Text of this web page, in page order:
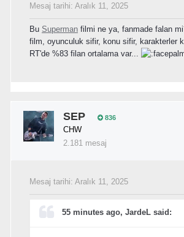
Mesaj tarihi: Aralık 11, 2025
Bu Superman filmi ne ya, fanmade falan
film, oyunculuk sifir, konu sifir, karakterler
RT'de %83 filan ortalama var...
SEP 836
CHW
2.181 mesaj
Mesaj tarihi: Aralık 11, 2025
55 minutes ago, JardeL said: